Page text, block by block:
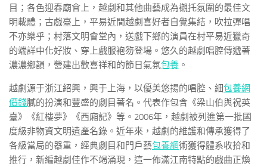
目；各色迎春廟會上，越劇和其他曲藝成為襯托氛圍的最佳文
明載體；古戲臺上，平易近間越劇喜好者自覺集結，吹拉彈唱
不亦樂乎；村落文明會堂內，送戲下鄉的演員在村平易近獵奇
的端詳中化好妝、穿上戲服袍笏登場。悠久的越劇唱腔傳遞著
濃濃鄉韻，營建出歡喜祥和的節日氣氛包養 。
越劇源于浙江紹興，興于上海，以優美悠揚的唱腔、細包養網
價錢膩的扮演和豐盛的劇目著名。代表作包含《梁山伯與祝英
臺》《紅樓夢》《西廂記》等。2006年，越劇被列進第一批國
度級非物資文明遺產名錄。近年來，越劇的維護和傳承獲得了
各級當局的器重，經典劇目和門戶藝包養網術獲得體系收拾和
推行，新編越劇佳作不竭涌現，這一佈滿江南特點的戲曲正煥